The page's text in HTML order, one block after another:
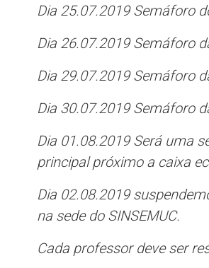
Dia 25.07.2019 Semáforo
Dia 26.07.2019 Semáforo
Dia 29.07.2019 Semáforo
Dia 30.07.2019 Semáforo
Dia 01.08.2019 Será uma
principal próximo a caixa
Dia 02.08.2019
na sede do SINSEMUC.
Cada professor deve ser